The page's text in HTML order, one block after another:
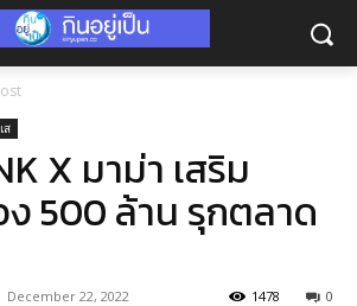
ส
X มาม่า เสริม
500 ล้าน รุกตลาด
December 22, 2022 0
1478